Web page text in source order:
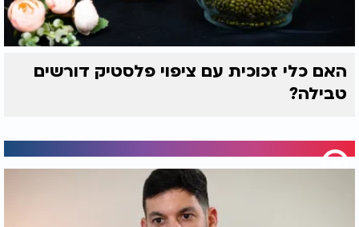
האם כלי זכוכית עם ציפוי פלסטיק דורשים
טבילה?